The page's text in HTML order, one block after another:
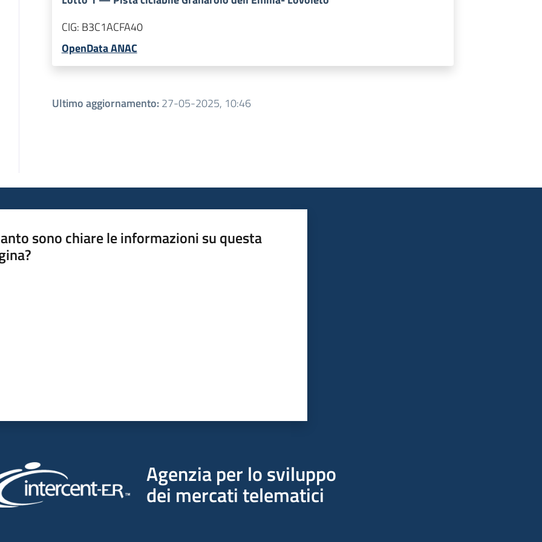
CIG: B3C1ACFA40
OpenData ANAC
Ultimo aggiornamento:27-05-2025, 10:46
sono chiare le informazioni su questa
Agenzia per lo sviluppo
dei mercati telematici